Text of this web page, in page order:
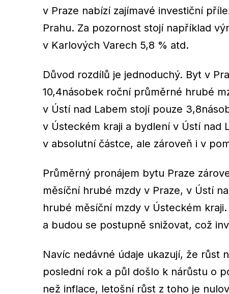
v Praze nabízí zajímavé investiční
Prahu. Za pozornost stojí například
v Karlových Varech 5,8 % atd.
Důvod rozdílů je jednoduchý. Byt v
10,4násobek roční průměrné hrubé
v Ústí nad Labem stojí pouze
v Ústeckém kraji a bydlení v Ústí nad
v absolutní částce, ale zároveň i v
Průměrný pronájem bytu Praze
měsíční hrubé mzdy v Praze, v Ústí
hrubé měsíční mzdy v Ústeckém
a budou se postupně snižovat, což
Navíc nedávné údaje ukazují, že růst
poslední rok a půl došlo k nárůstu o
než inflace, letošní růst z toho je